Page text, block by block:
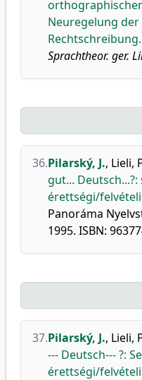
Neuregelung
Rechtschreibung.
Sprachtheor. ger.
36.Pilarský, J., Lieli,
gut...
érettségi/
Panoráma
1995. ISBN:
37.Pilarský, J., Lieli,
--- Deutsch--- ?:
érettségi/